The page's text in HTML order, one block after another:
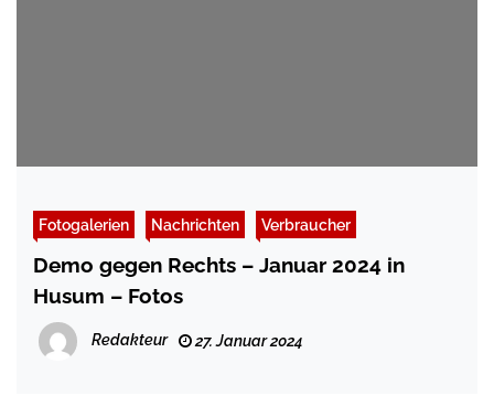
Fotogalerien Nachrichten Verbraucher
Demo gegen Rechts – Januar 2024 in
Husum – Fotos
Redakteur 27. Januar 2024